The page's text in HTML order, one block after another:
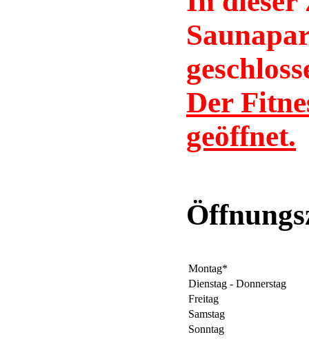
Der
geöffnet.
Montag*
Dienstag - Donnerstag
Freitag
Samstag
Sonntag